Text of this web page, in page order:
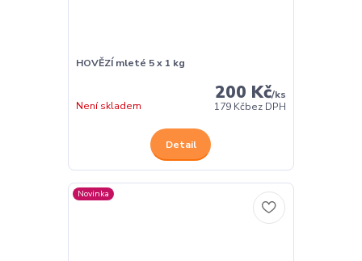
HOVĚZÍ mleté 5 x 1 kg
200 Kč/ks
179 Kčbez DPH
Není skladem
Detail
Novinka